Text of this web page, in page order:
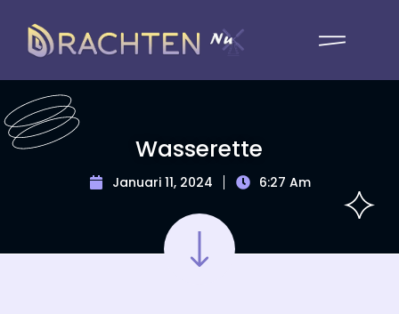
Wasserette
Januari 11, 2024 6:27 Am